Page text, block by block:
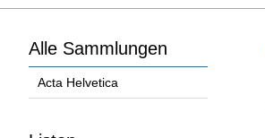
Alle Sammlungen
Acta Helvetica